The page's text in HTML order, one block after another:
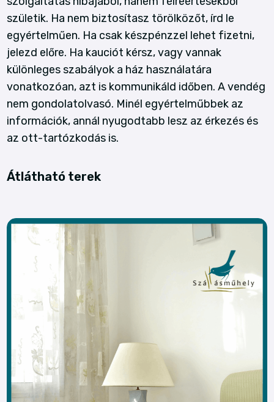
születik. Ha nem biztosítasz törölközőt, írd le
egyértelműen. Ha csak készpénzzel lehet fizetni,
jelezd előre. Ha kauciót kérsz, vagy vannak
különleges szabályok a ház használatára
vonatkozóan, azt is kommunikáld időben. A vendég
nem gondolatolvasó. Minél egyértelműbbek az
információk, annál nyugodtabb lesz az érkezés és
az ott-tartózkodás is.
Átlátható terek